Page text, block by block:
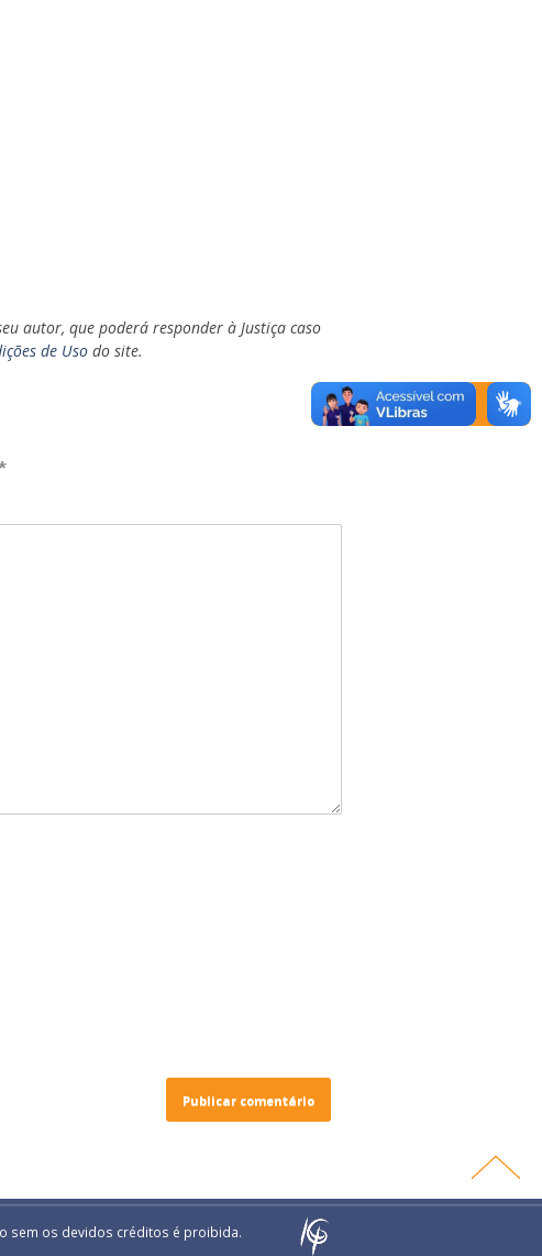
autor, que poderá responder à Justiça caso
de Uso do site.
sem os devidos créditos é proibida.